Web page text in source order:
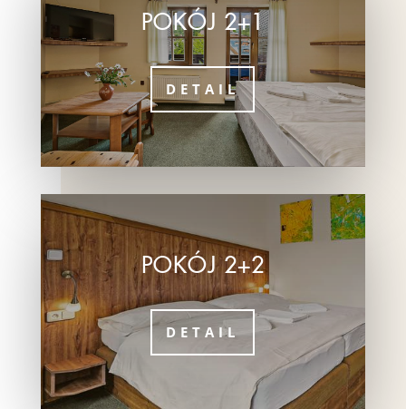
POKÓJ 2+1
DETAIL
POKÓJ 2+2
DETAIL